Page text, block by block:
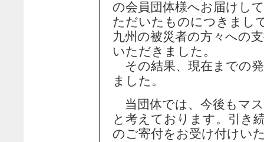
の会員団体様へお届けし
ただいたものにつきまし
九州の被災者の方々への
いただきました。
その結果、現在までの
ました。
当団体では、今後もマ
と考えております。引き
のご寄付をお受け付けい